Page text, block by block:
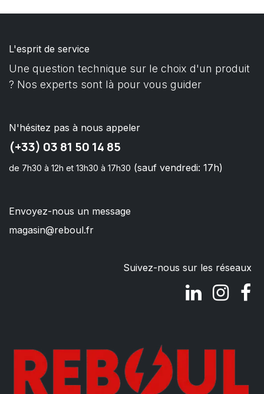
L'esprit de service
Une question technique sur le choix d'un produit
? Nos experts sont là pour vous guider
N'hésitez pas à nous appeler
(+33) 03 81 50 14 85
de 7h30 à 12h et 13h30 à 17h30 (sauf vendredi: 17h)
Envoyez-nous un message
magasin@reboul.fr
Suivez-nous sur les réseaux